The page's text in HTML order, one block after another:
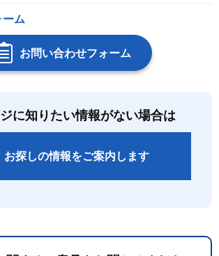
ーム
お問い合わせフォーム
に知りたい情報がない場合は
お探しの情報をご案内します